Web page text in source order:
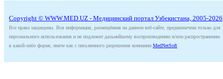
Copyright © WWW.MED.UZ - Медицинский портал Узбекистана, 2005-2026
Все права защищены. Вся информация, размещённая на данном веб-сайте, предназначена только для
персонального использования и не подлежит дальнейшему воспроизведению и/или распространению
в какой-либо форме, иначе как с письменного разрешения компании MedNetSoft